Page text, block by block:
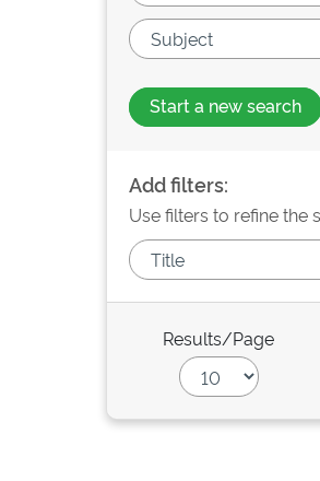
Start a new search
Add filters:
Use filters to refine the
Results/Page